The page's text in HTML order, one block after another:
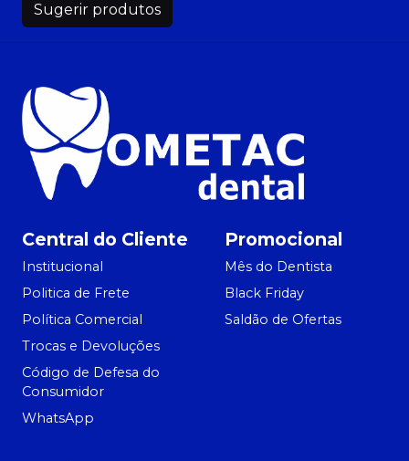
Sugerir produtos
Central do Cliente
Institucional
Politica de Frete
Política Comercial
Trocas e Devoluções
Código de Defesa do
Consumidor
WhatsApp
Promocional
Mês do Dentista
Black Friday
Saldão de Ofertas